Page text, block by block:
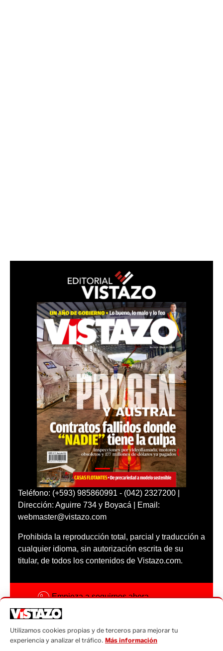
Teléfono: (+593) 985860991 - (042) 2327200 |
Dirección: Aguirre 734 y Boyacá | Email:
webmaster@vistazo.com
Prohibida la reproducción total, parcial y traducción a
cualquier idioma, sin autorización escrita de su
titular, de todos los contenidos de Vistazo.com.
Empieza a seguirnos ahora
Código ética
Utilizamos cookies propias y de terceros para mejorar tu
experiencia y analizar el tráfico. Más información